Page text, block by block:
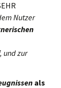
Nutzer
, und zur
als